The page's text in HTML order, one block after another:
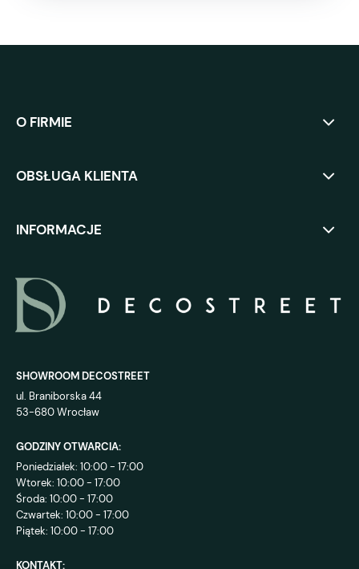
O FIRMIE
OBSŁUGA KLIENTA
INFORMACJE
SHOWROOM DECOSTREET
ul. Braniborska 44
53-680 Wrocław
GODZINY OTWARCIA:
Poniedziałek: 10:00 - 17:00
Wtorek: 10:00 - 17:00
Środa: 10:00 - 17:00
Czwartek: 10:00 - 17:00
Piątek: 10:00 - 17:00
KONTAKT: